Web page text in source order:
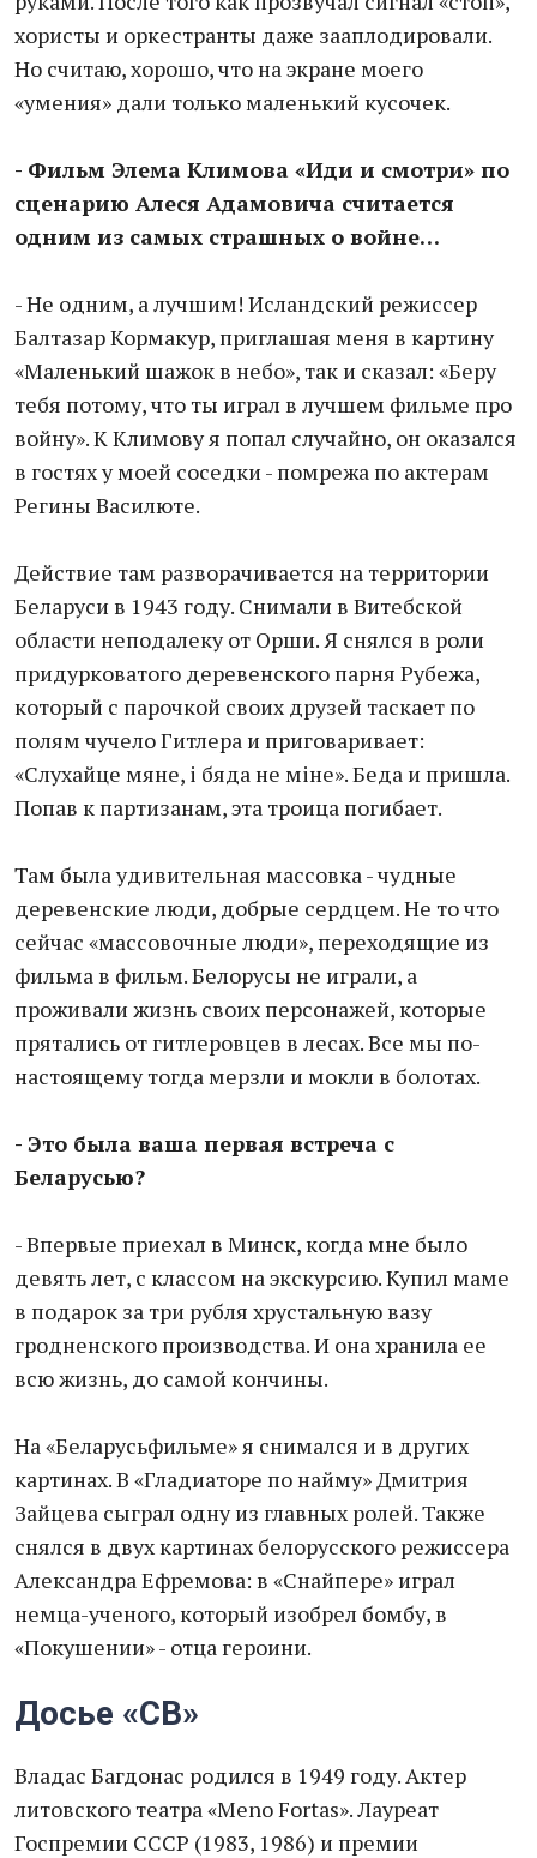
хористы и оркестранты даже зааплодировали.
Но считаю, хорошо, что на экране моего
«умения» дали только маленький кусочек.
- Фильм Элема Климова «Иди и смотри» по
сценарию Алеся Адамовича считается
одним из самых страшных о войне…
- Не одним, а лучшим! Исландский режиссер
Балтазар Кормакур, приглашая меня в картину
«Маленький шажок в небо», так и сказал: «Беру
тебя потому, что ты играл в лучшем фильме про
войну». К Климову я попал случайно, он оказался
в гостях у моей соседки - помрежа по актерам
Регины Василюте.
Действие там разворачивается на территории
Беларуси в 1943 году. Снимали в Витебской
области неподалеку от Орши. Я снялся в роли
придурковатого деревенского парня Рубежа,
который с парочкой своих друзей таскает по
полям чучело Гитлера и приговаривает:
«Слухайце мяне, i бяда не мiне». Беда и пришла.
Попав к партизанам, эта троица погибает.
Там была удивительная массовка - чудные
деревенские люди, добрые сердцем. Не то что
сейчас «массовочные люди», переходящие из
фильма в фильм. Белорусы не играли, а
проживали жизнь своих персонажей, которые
прятались от гитлеровцев в лесах. Все мы по-
настоящему тогда мерзли и мокли в болотах.
- Это была ваша первая встреча с
Беларусью?
- Впервые приехал в Минск, когда мне было
девять лет, с классом на экскурсию. Купил маме
в подарок за три рубля хрустальную вазу
гродненского производства. И она хранила ее
всю жизнь, до самой кончины.
На «Беларусьфильме» я снимался и в других
картинах. В «Гладиаторе по найму» Дмитрия
Зайцева сыграл одну из главных ролей. Также
снялся в двух картинах белорусского режиссера
Александра Ефремова: в «Снайпере» играл
немца-ученого, который изобрел бомбу, в
«Покушении» - отца героини.
Досье «СВ»
Владас Багдонас родился в 1949 году. Актер
литовского театра «Meno Fortas». Лауреат
Госпремии СССР (1983, 1986) и премии